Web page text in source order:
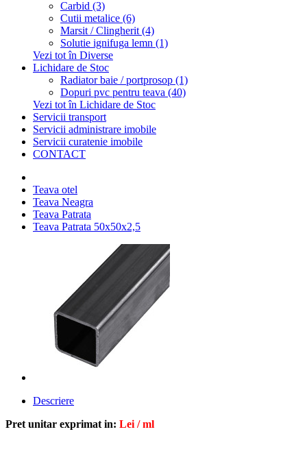
Carbid (3)
Cutii metalice (6)
Marsit / Clingherit (4)
Solutie ignifuga lemn (1)
Vezi tot în Diverse
Lichidare de Stoc
Radiator baie / portprosop (1)
Dopuri pvc pentru teava (40)
Vezi tot în Lichidare de Stoc
Servicii transport
Servicii administrare imobile
Servicii curatenie imobile
CONTACT
Teava otel
Teava Neagra
Teava Patrata
Teava Patrata 50x50x2,5
Descriere
Pret unitar exprimat in: Lei / ml